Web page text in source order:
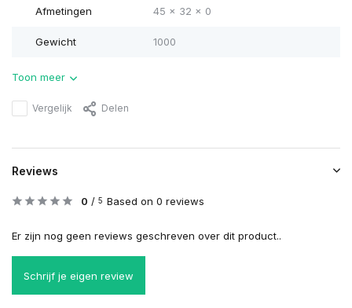
Afmetingen 45 x 32 x 0
Gewicht 1000
Toon meer
Vergelijk Delen
Reviews
0 / 5 Based on 0 reviews
Er zijn nog geen reviews geschreven over dit product..
Schrijf je eigen review